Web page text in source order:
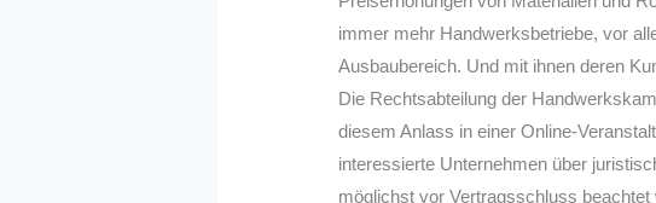
immer mehr Handwerksbetriebe, vor
Ausbaubereich. Und mit ihnen deren
Die Rechtsabteilung der
diesem Anlass in einer Online-
interessierte Unternehmen über
möglichst vor Vertragsschluss